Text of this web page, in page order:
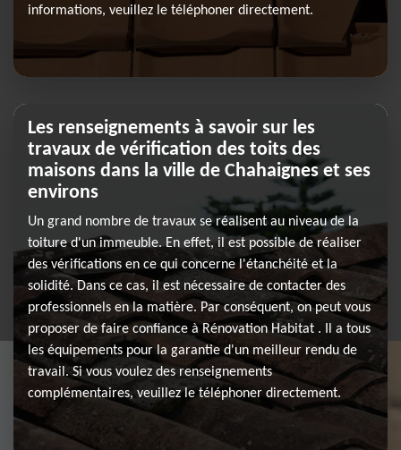
informations, veuillez le téléphoner directement.
Les renseignements à savoir sur les
travaux de vérification des toits des
maisons dans la ville de Chahaignes et ses
environs
Un grand nombre de travaux se réalisent au niveau de la
toiture d'un immeuble. En effet, il est possible de réaliser
des vérifications en ce qui concerne l'étanchéité et la
solidité. Dans ce cas, il est nécessaire de contacter des
professionnels en la matière. Par conséquent, on peut vous
proposer de faire confiance à Rénovation Habitat . Il a tous
les équipements pour la garantie d'un meilleur rendu de
travail. Si vous voulez des renseignements
complémentaires, veuillez le téléphoner directement.